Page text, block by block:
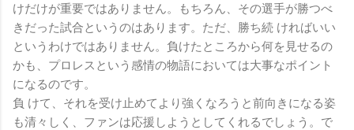
けだけが重要ではありません。もちろん、その選手が勝つべ
きだった試合というのはあります。ただ、勝ち続 ければいい
というわけではありません。負けたところから何を見せるの
かも、プロレスという感情の物語においては大事なポイント
になるのです。
負 けて、それを受け止めてより強くなろうと前向きになる姿
も清々しく、ファンは応援しようとしてくれるでしょう。で